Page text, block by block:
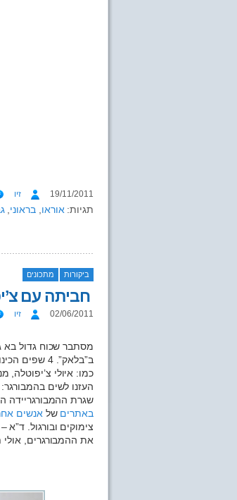
19/11/2011 זיו
תגיות: אוראו ,בראוני ,
ביקורות מתכונים
חביתה עם
02/06/2011 זיו
מסתבר שכוח גדול בא
ב”בלאק”. 4
כמו: איולי
העזנו לשים
שגרת ההמבורגריידה
באתרים של אנשים
צימוקים ובורגול.
את ההמבורגרים, אולי